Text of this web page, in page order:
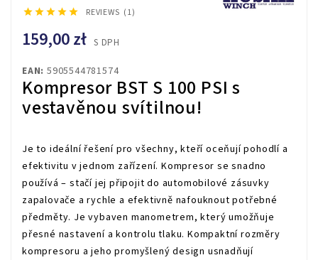
     REVIEWS (1)
159,00 zł S DPH
EAN: 5905544781574
Kompresor BST S 100 PSI s
vestavěnou svítilnou!
Je to ideální řešení pro všechny, kteří oceňují pohodlí a
efektivitu v jednom zařízení. Kompresor se snadno
používá – stačí jej připojit do automobilové zásuvky
zapalovače a rychle a efektivně nafouknout potřebné
předměty. Je vybaven manometrem, který umožňuje
přesné nastavení a kontrolu tlaku. Kompaktní rozměry
kompresoru a jeho promyšlený design usnadňují